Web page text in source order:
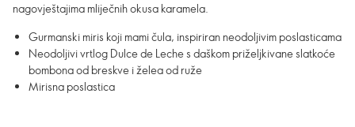
nagovještajima mliječnih okusa karamela.
Gurmanski miris koji mami čula, inspiriran neodoljivim poslasticama
Neodoljivi vrtlog Dulce de Leche s daškom priželjkivane slatkoće
bombona od breskve i želea od ruže
Mirisna poslastica